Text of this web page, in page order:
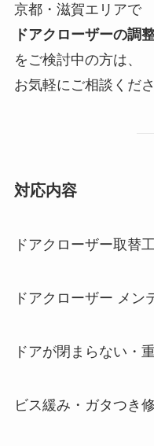
京都・滋賀エリアで
ドアクローザーの調
をご検討中の方は、
お気軽にご相談くださ
対応内容
ドアクローザー取替
ドアクローザー メン
ドアが閉まらない・
ビス緩み・ガタつき